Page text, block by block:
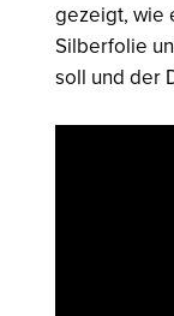
gezeigt, wie
Silberfolie
soll und der